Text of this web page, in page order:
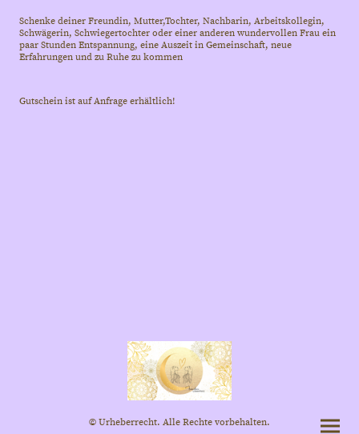
Schenke deiner Freundin, Mutter,Tochter, Nachbarin, Arbeitskollegin,
Schwägerin, Schwiegertochter oder einer anderen wundervollen Frau ein
paar Stunden Entspannung, eine Auszeit in Gemeinschaft, neue
Erfahrungen und zu Ruhe zu kommen
Gutschein ist auf Anfrage erhältlich!
© Urheberrecht. Alle Rechte vorbehalten.